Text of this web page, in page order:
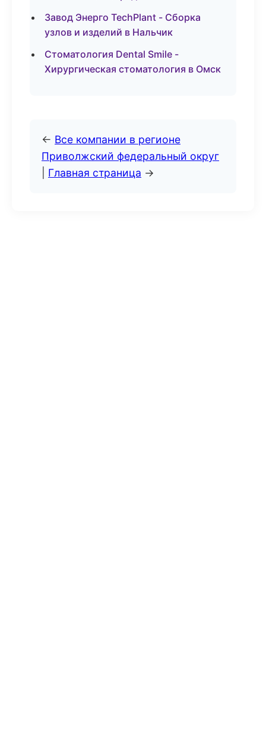
Завод Энерго TechPlant - Сборка
узлов и изделий в Нальчик
Стоматология Dental Smile -
Хирургическая стоматология в Омск
← Все компании в регионе
Приволжский федеральный округ
Главная страница →